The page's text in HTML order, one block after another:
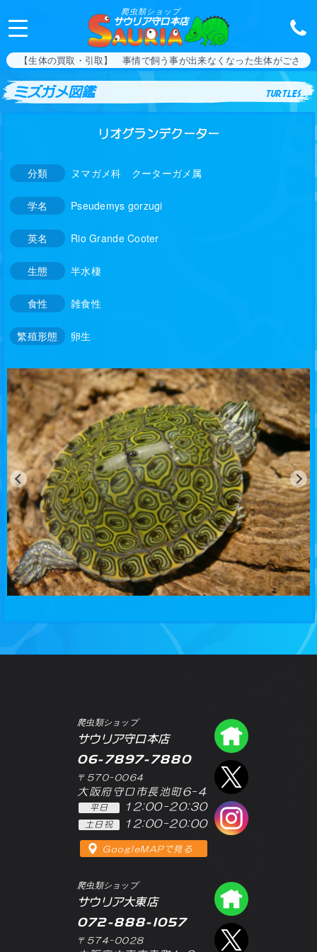
爬虫類ショップ
サウリア守口本店
【生体の買取・引取】 事情で飼う事が出来なくなった生体がござ
ミズガメ図鑑 turtles
リオグランデクーター
分類 ヌマガメ科 クーターガメ属
学名 Pseudemys gorzugi
英名 Rio Grande Cooter
生態 半水棲
食性 雑食性
繁殖形態 卵生
爬虫類ショップ
サウリア守口本店
06-7897-7880
〒570-0064
大阪府守口市長池町6-4
平日 12:00-20:30
土日祝 12:00-20:00
GoogleMAPで見る
爬虫類ショップ
サウリア大東店
072-888-1057
〒574-0028